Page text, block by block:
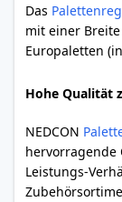
Das
mit einer
Europaletten
Hohe Qualität
NEDCON
hervorragende
Leistungs-